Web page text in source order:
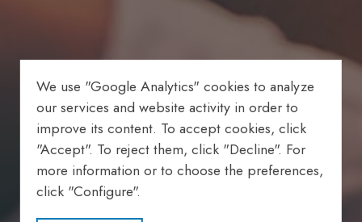
We use "Google Analytics" cookies to analyze
our services and website activity in order to
improve its content. To accept cookies, click
"Accept". To reject them, click "Decline". For
more information or to choose the preferences,
click "Configure".